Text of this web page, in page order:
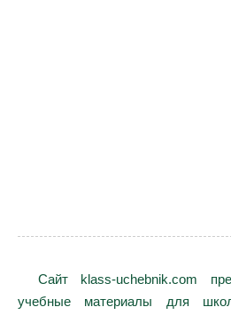
Сайт klass-uchebnik.com
учебные материалы для